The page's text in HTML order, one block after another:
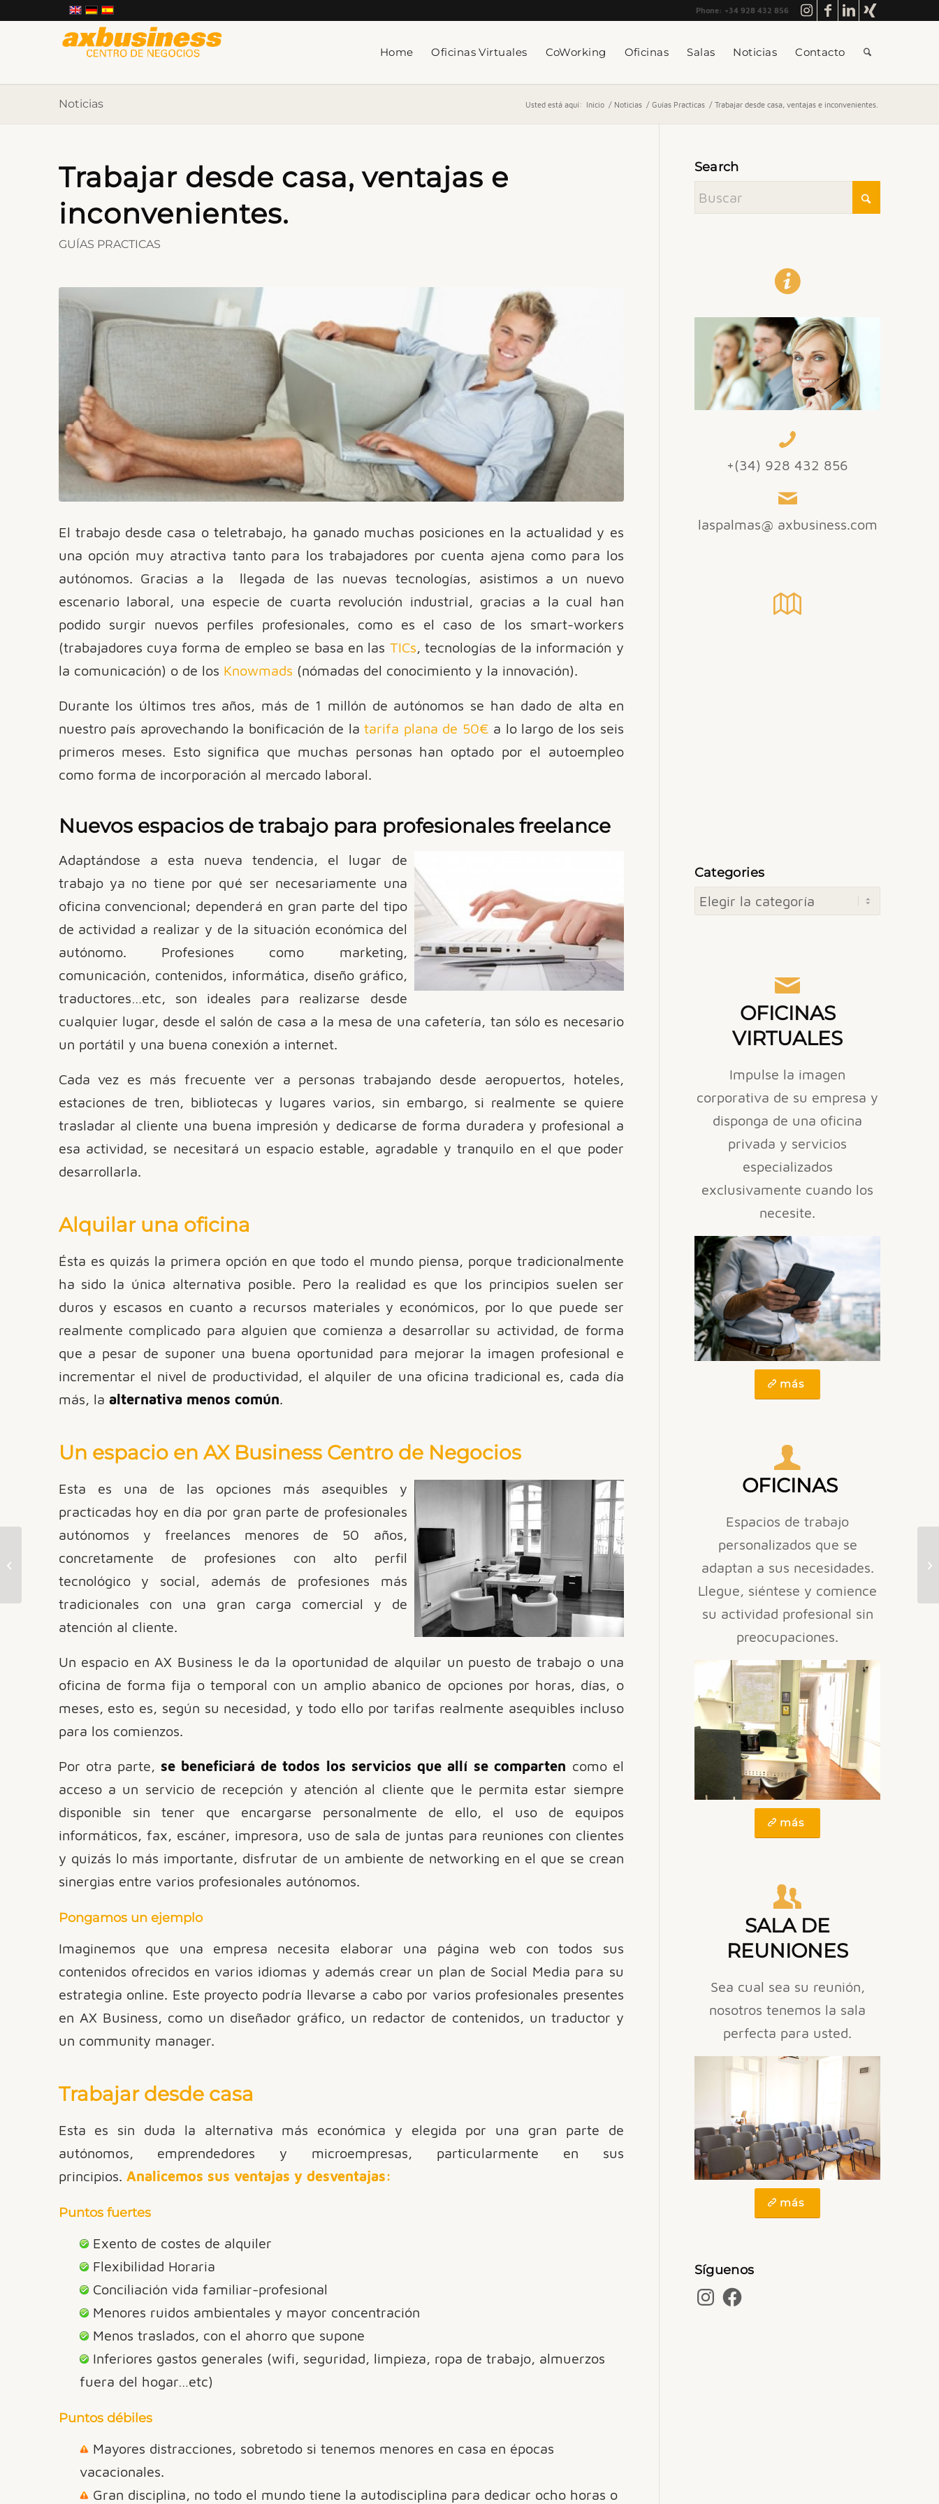
Phone: +34 928 432 856
Home Oficinas Virtuales CoWorking Oficinas Salas Noticias Contacto
Noticias Usted está aquí: Inicio / Noticias / Guías Practicas / Trabajar desde casa, ventajas e inconvenientes.
Trabajar desde casa, ventajas e
inconvenientes.
GUÍAS PRACTICAS
El trabajo desde casa o teletrabajo, ha ganado muchas posiciones en la actualidad y es
una opción muy atractiva tanto para los trabajadores por cuenta ajena como para los
autónomos. Gracias a la
llegada de las nuevas tecnologías, asistimos a un nuevo
escenario laboral, una especie de cuarta revolución industrial, gracias a la cual han
podido surgir nuevos perfiles profesionales, como es el caso de los smart-workers
(trabajadores cuya forma de empleo se basa en las TICs, tecnologías de la información y
la comunicación) o de los Knowmads (nómadas del conocimiento y la innovación).
Durante los últimos tres años, más de 1 millón de autónomos se han dado de alta en
nuestro país aprovechando la bonificación de latarifa plana de 50€ a lo largo de los seis
primeros meses. Esto significa que muchas personas han optado por el autoempleo
como forma de incorporación al mercado laboral.
Nuevos espacios de trabajo para profesionales freelance
Adaptándose a esta nueva tendencia, el lugar de
trabajo ya no tiene por qué ser necesariamente una
oficina convencional; dependerá en gran parte del tipo
de actividad a realizar y de la situación económica del
autónomo. Profesiones como marketing,
comunicación, contenidos, informática, diseño gráfico,
traductores…etc, son ideales para realizarse desde
cualquier lugar, desde el salón de casa a la mesa de una cafetería, tan sólo es necesario
un portátil y una buena conexión a internet.
Cada vez es más frecuente ver a personas trabajando desde aeropuertos, hoteles,
estaciones de tren, bibliotecas y lugares varios, sin embargo, si realmente se quiere
trasladar al cliente una buena impresión y dedicarse de forma duradera y profesional a
esa actividad, se necesitará un espacio estable, agradable y tranquilo en el que poder
desarrollarla.
Alquilar una oficina
Ésta es quizás la primera opción en que todo el mundo piensa, porque tradicionalmente
ha sido la única alternativa posible. Pero la realidad es que los principios suelen ser
duros y escasos en cuanto a recursos materiales y económicos, por lo que puede ser
realmente complicado para alguien que comienza a desarrollar su actividad, de forma
que a pesar de suponer una buena oportunidad para mejorar la imagen profesional e
incrementar el nivel de productividad, el alquiler de una oficina tradicional es, cada día
más, la alternativa menos común.
Un espacio en AX Business Centro de Negocios
Esta es una de las opciones más asequibles y
practicadas hoy en día por gran parte de profesionales
autónomos y freelances menores de 50 años,
concretamente de profesiones con alto perfil
tecnológico y social, además de profesiones más
tradicionales con una gran carga comercial y de
atención al cliente.
Un espacio en AX Business le da la oportunidad de alquilar un puesto de trabajo o una
oficina de forma fija o temporal con un amplio abanico de opciones por horas, días, o
meses, esto es, según su necesidad, y todo ello por tarifas realmente asequibles incluso
para los comienzos.
Por otra parte, se beneficiará de todos los servicios que allí se comparten como el
acceso a un servicio de recepción y atención al cliente que le permita estar siempre
disponible sin tener que encargarse personalmente de ello, el uso de equipos
informáticos, fax, escáner, impresora, uso de sala de juntas para reuniones con clientes
y quizás lo más importante, disfrutar de un ambiente de networking en el que se crean
sinergias entre varios profesionales autónomos.
Pongamos un ejemplo
Imaginemos que una empresa necesita elaborar una página web con todos sus
contenidos ofrecidos en varios idiomas y además crear un plan de Social Media para su
estrategia online. Este proyecto podría llevarse a cabo por varios profesionales presentes
en AX Business, como un diseñador gráfico, un redactor de contenidos, un traductor y
un community manager.
Trabajar desde casa
Esta es sin duda la alternativa más económica y elegida por una gran parte de
autónomos, emprendedores y microempresas, particularmente en sus
principios. Analicemos sus ventajas y desventajas:
Puntos fuertes
Exento de costes de alquiler
Flexibilidad Horaria
Conciliación vida familiar-profesional
Menores ruidos ambientales y mayor concentración
Menos traslados, con el ahorro que supone
Inferiores gastos generales (wifi, seguridad, limpieza, ropa de trabajo, almuerzos
fuera del hogar…etc)
Puntos débiles
Mayores distracciones, sobretodo si tenemos menores en casa en épocas
vacacionales.
Gran disciplina, no todo el mundo tiene la autodisciplina para dedicar ocho horas o
Search
+(34) 928 432 856
laspalmas@ axbusiness.com
Categories
Categories
OFICINAS
VIRTUALES
Impulse la imagen
corporativa de su empresa y
disponga de una oficina
privada y servicios
especializados
exclusivamente cuando los
necesite.
más
OFICINAS
Espacios de trabajo
personalizados que se
adaptan a sus necesidades.
Llegue, siéntese y comience
su actividad profesional sin
preocupaciones.
más
SALA DE
REUNIONES
Sea cual sea su reunión,
nosotros tenemos la sala
perfecta para usted.
más
Síguenos
Instagram
Facebook
de una Lucha», a cargo
Formación I...